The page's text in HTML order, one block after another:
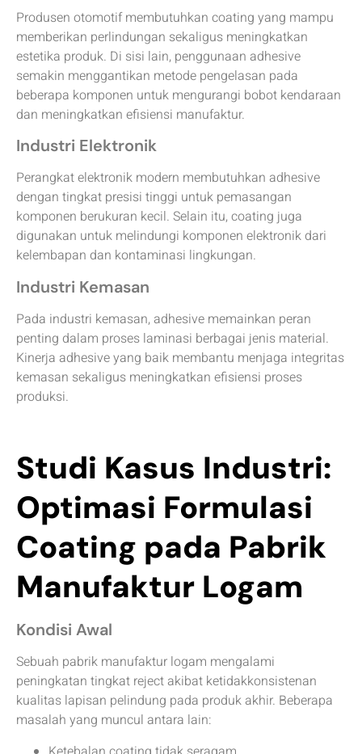
Produsen otomotif membutuhkan coating yang mampu
memberikan perlindungan sekaligus meningkatkan
estetika produk. Di sisi lain, penggunaan adhesive
semakin menggantikan metode pengelasan pada
beberapa komponen untuk mengurangi bobot kendaraan
dan meningkatkan efisiensi manufaktur.
Industri Elektronik
Perangkat elektronik modern membutuhkan adhesive
dengan tingkat presisi tinggi untuk pemasangan
komponen berukuran kecil. Selain itu, coating juga
digunakan untuk melindungi komponen elektronik dari
kelembapan dan kontaminasi lingkungan.
Industri Kemasan
Pada industri kemasan, adhesive memainkan peran
penting dalam proses laminasi berbagai jenis material.
Kinerja adhesive yang baik membantu menjaga integritas
kemasan sekaligus meningkatkan efisiensi proses
produksi.
Studi Kasus Industri:
Optimasi Formulasi
Coating pada Pabrik
Manufaktur Logam
Kondisi Awal
Sebuah pabrik manufaktur logam mengalami
peningkatan tingkat reject akibat ketidakkonsistenan
kualitas lapisan pelindung pada produk akhir. Beberapa
masalah yang muncul antara lain: